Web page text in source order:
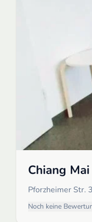
Chiang
Pforzheimer Str.
Noch keine